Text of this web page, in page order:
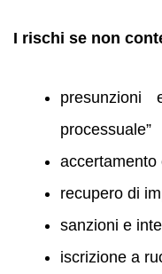
I rischi se non
presunzioni
processuale”
accertamento
recupero di
sanzioni e
iscrizione a